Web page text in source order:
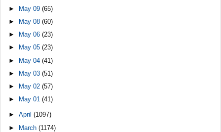
►
May 09(65)
►
May 08(60)
►
May 06(23)
►
May 05(23)
► May 04(41)
► May 03(51)
►
May 02(57)
►
May 01(41)
►April(1097)
► March(1174)